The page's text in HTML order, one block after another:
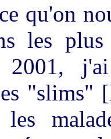
qu'on
les
2001,
"slims"
les